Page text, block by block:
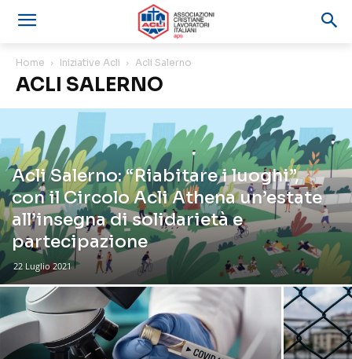
Home Iniziative Acli Acli Salerno
ACLI SALERNO
Acli Salerno: “Riabitare i luoghi”,
con il Circolo Acli Athena un’estate
all’insegna di solidarietà e
partecipazione
22 Luglio 2021